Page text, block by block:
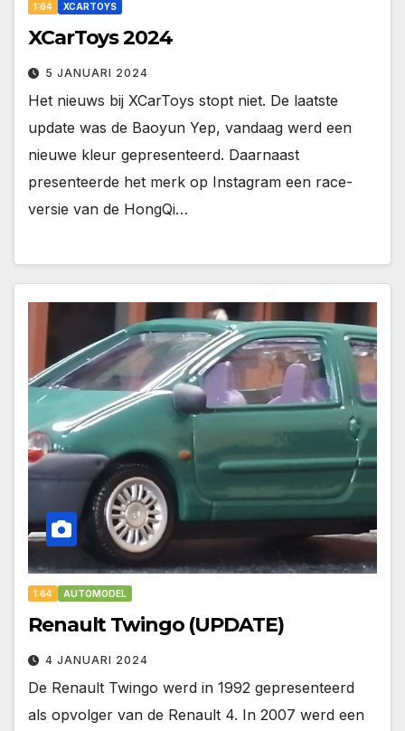
1:64 XCARTOYS
XCarToys 2024
5 JANUARI 2024
Het nieuws bij XCarToys stopt niet. De laatste
update was de Baoyun Yep, vandaag werd een
nieuwe kleur gepresenteerd. Daarnaast
presenteerde het merk op Instagram een race-
versie van de HongQi…
1:64 AUTOMODEL
Renault Twingo (UPDATE)
4 JANUARI 2024
De Renault Twingo werd in 1992 gepresenteerd
als opvolger van de Renault 4. In 2007 werd een